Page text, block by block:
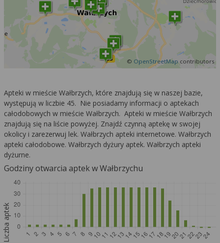
© OpenStreetMap contributors
Apteki w mieście Wałbrzych, które znajdują się w naszej bazie,
występują w liczbie 45. Nie posiadamy informacji o aptekach
całodobowych w mieście Wałbrzych. Apteki w mieście Wałbrzych
znajdują się na liście powyżej. Znajdź czynną aptekę w swojej
okolicy i zarezerwuj lek. Wałbrzych apteki internetowe. Wałbrzych
apteki całodobowe. Wałbrzych dyżury aptek. Wałbrzych apteki
dyżurne.
Godziny otwarcia aptek w Wałbrzychu
Liczba aptek